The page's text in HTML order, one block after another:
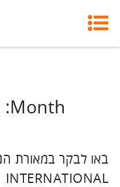
Month:
INTERNATIONAL